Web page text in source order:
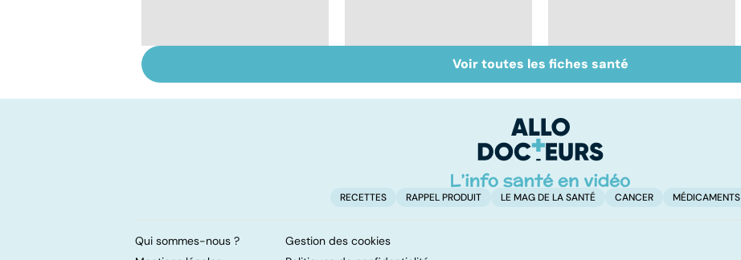
comment s'en
Vivre après un
cancer
Les aidants familiaux
aussi ont besoin
Voir toutes les fiches santé
RECETTES RAPPEL PRODUIT LE MAG DE LA SANTÉ CANCER MÉDICAMENTS
Qui sommes-nous ?
Gestion des cookies